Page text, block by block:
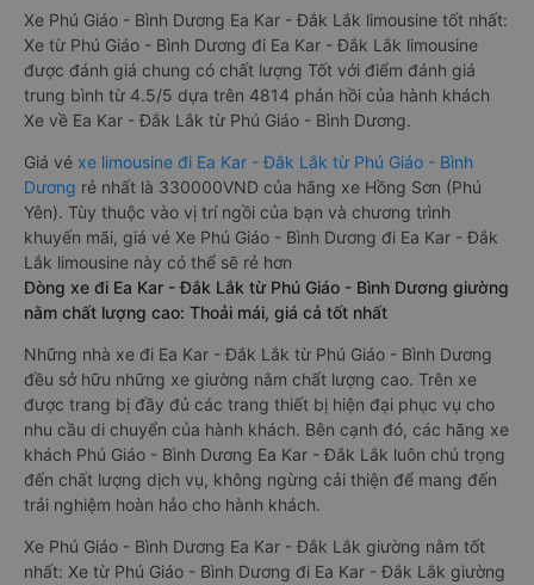
Xe Phú Giáo - Bình Dương Ea Kar - Đắk Lắk limousine tốt nhất:
Xe từ Phú Giáo - Bình Dương đi Ea Kar - Đắk Lắk limousine
được đánh giá chung có chất lượng Tốt với điểm đánh giá
trung bình từ 4.5/5 dựa trên 4814 phản hồi của hành khách
Xe về Ea Kar - Đắk Lắk từ Phú Giáo - Bình Dương.
Giá vé xe limousine đi Ea Kar - Đắk Lắk từ Phú Giáo - Bình
Dương rẻ nhất là 330000VND của hãng xe Hồng Sơn (Phú
Yên). Tùy thuộc vào vị trí ngồi của bạn và chương trình
khuyến mãi, giá vé Xe Phú Giáo - Bình Dương đi Ea Kar - Đắk
Lắk limousine này có thể sẽ rẻ hơn
Dòng xe đi Ea Kar - Đắk Lắk từ Phú Giáo - Bình Dương giường
nằm chất lượng cao: Thoải mái, giá cả tốt nhất
Những nhà xe đi Ea Kar - Đắk Lắk từ Phú Giáo - Bình Dương
đều sở hữu những xe giường nằm chất lượng cao. Trên xe
được trang bị đầy đủ các trang thiết bị hiện đại phục vụ cho
nhu cầu di chuyển của hành khách. Bên cạnh đó, các hãng xe
khách Phú Giáo - Bình Dương Ea Kar - Đắk Lắk luôn chú trọng
đến chất lượng dịch vụ, không ngừng cải thiện để mang đến
trải nghiệm hoàn hảo cho hành khách.
Xe Phú Giáo - Bình Dương Ea Kar - Đắk Lắk giường nằm tốt
nhất: Xe từ Phú Giáo - Bình Dương đi Ea Kar - Đắk Lắk giường